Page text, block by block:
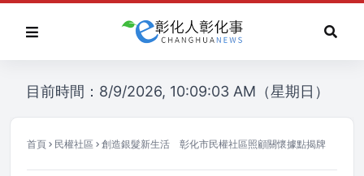
目前時間：8/9/2026, 10:09:03 AM（星期日）
首頁 民權社區 創造銀髮新生活 彰化市民權社區照顧關懷據點揭牌